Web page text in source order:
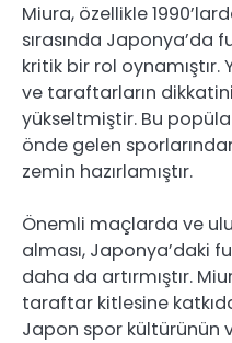
Miura, özellikle
sırasında
kritik bir rol oynamıştır.
ve taraftarların
yükseltmiştir. Bu
önde gelen
zemin hazırlamıştır.
Önemli maçlarda ve
alması, Japonya’daki
daha da artırmıştır.
taraftar kitlesine
Japon spor kültürünün